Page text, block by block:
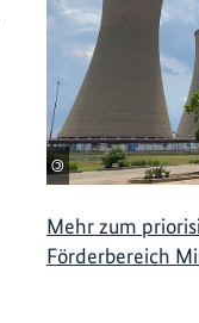
©
Mehr zum
Förderbereich